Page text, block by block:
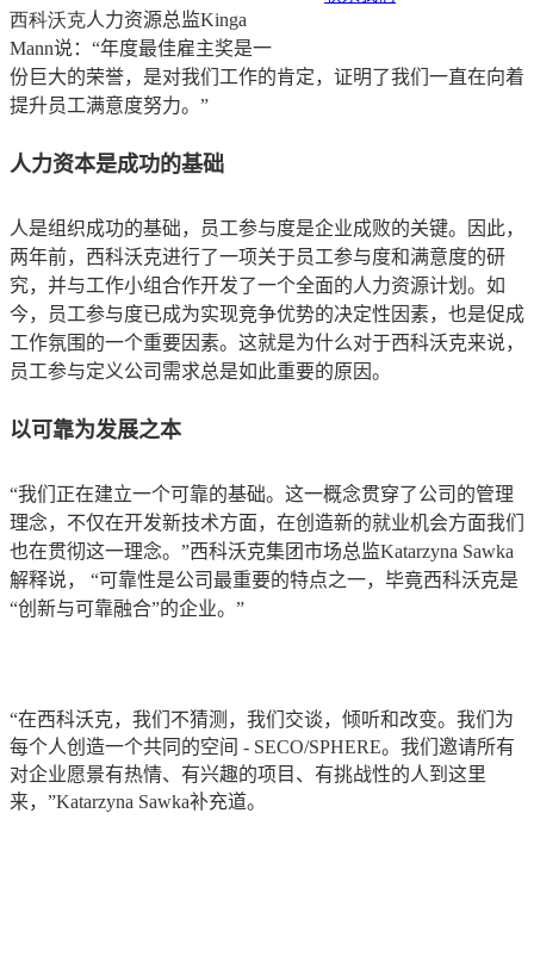
西科沃克人力资源总监Kinga
Mann说： “年度最佳雇主奖是一
份巨大的荣誉，是对我们工作的肯定，证明了我们一直在向着
提升员工满意度努力。 ”
人力资本是成功的基础
人是组织成功的基础，员工参与度是企业成败的关键。因此，
两年前，西科沃克进行了一项关于员工参与度和满意度的研
究，并与工作小组合作开发了一个全面的人力资源计划。如
今，员工参与度已成为实现竞争优势的决定性因素，也是促成
工作氛围的一个重要因素。这就是为什么对于西科沃克来说，
员工参与定义公司需求总是如此重要的原因。
以可靠为发展之本
“我们正在建立一个可靠的基础。这一概念贯穿了公司的管理
理念，不仅在开发新技术方面，在创造新的就业机会方面我们
也在贯彻这一理念。”西科沃克集团市场总监Katarzyna Sawka
解释说， “可靠性是公司最重要的特点之一，毕竟西科沃克是
“创新与可靠融合”的企业。”
“在西科沃克，我们不猜测，我们交谈，倾听和改变。我们为
每个人创造一个共同的空间 - SECO/SPHERE。我们邀请所有
对企业愿景有热情、有兴趣的项目、有挑战性的人到这里
来， ”Katarzyna Sawka补充道。